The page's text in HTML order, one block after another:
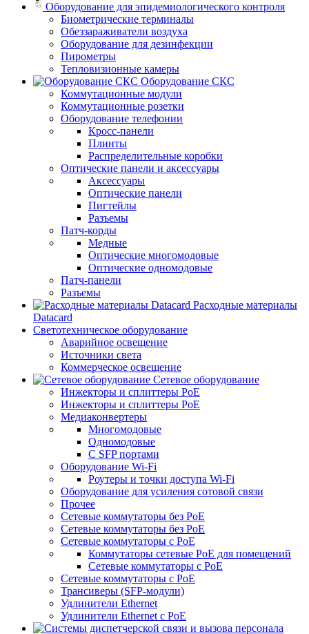
Оборудование для эпидемиологического контроля
Биометрические терминалы
Обеззараживатели воздуха
Оборудование для дезинфекции
Пирометры
Тепловизионные камеры
Оборудование СКС
Коммутационные модули
Коммутационные розетки
Оборудование телефонии
Кросс-панели
Плинты
Распределительные коробки
Оптические панели и аксессуары
Аксессуары
Оптические панели
Пигтейлы
Разъемы
Патч-корды
Медные
Оптические многомодовые
Оптические одномодовые
Патч-панели
Разъемы
Расходные материалы
Datacard
Светотехническое оборудование
Аварийное освещение
Источники света
Коммерческое освещение
Сетевое оборудование
Инжекторы и сплиттеры PoE
Инжекторы и сплиттеры РоЕ
Медиаконвертеры
Многомодовые
Одномодовые
С SFP портами
Оборудование Wi-Fi
Роутеры и точки доступа Wi-Fi
Оборудование для усиления сотовой связи
Прочее
Сетевые коммутаторы без PoE
Сетевые коммутаторы без РоЕ
Сетевые коммутаторы с PoE
Коммутаторы сетевые PoE для помещений
Сетевые коммутаторы с PoE
Сетевые коммутаторы с РоЕ
Трансиверы (SFP-модули)
Удлинители Ethernet
Удлинители Ethernet с PoE